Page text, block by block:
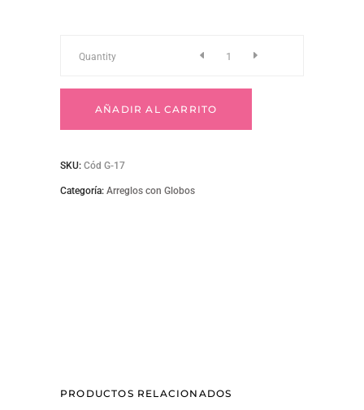
G-
Quantity
AÑADIR AL CARRITO
SKU: Cód G-17
Categoría: Arreglos con Globos
PRODUCTOS RELACIONADOS